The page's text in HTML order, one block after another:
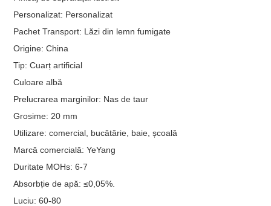
Personalizat: Personalizat
Pachet Transport: Lăzi din lemn fumigate
Origine: China
Tip: Cuarț artificial
Culoare albă
Prelucrarea marginilor: Nas de taur
Grosime: 20 mm
Utilizare: comercial, bucătărie, baie, școală
Marcă comercială: YeYang
Duritate MOHs: 6-7
Absorbție de apă: ≤0,05%.
Luciu: 60-80